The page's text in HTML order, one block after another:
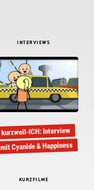
INTERVIEWS
kurzweil-ICH: Interview
mit Cyanide & Happiness
KURZFILME